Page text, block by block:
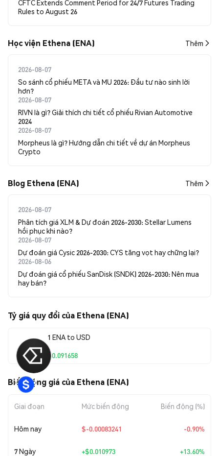
CFTC Extends Comment Period for 24/7 Futures Trading
Rules to August 26
Học viện Ethena (ENA) Thêm
2026-08-07
So sánh cổ phiếu META và MU 2026: Đầu tư nào sinh lời
hơn?
2026-08-07
RIVN là gì? Giải thích chi tiết cổ phiếu Rivian Automotive
2024
2026-08-07
Morpheus là gì? Hướng dẫn chi tiết về dự án Morpheus
Crypto
Blog Ethena (ENA) Thêm
2026-08-07
Phân tích giá XLM & Dự đoán 2026-2030: Stellar Lumens
hồi phục khi nào?
2026-08-07
Dự đoán giá Cysic 2026-2030: CYS tăng vọt hay chững lại?
2026-08-06
Dự đoán giá cổ phiếu SanDisk (SNDK) 2026-2030: Nên mua
hay bán?
Tỷ giá quy đổi của Ethena (ENA)
1 ENA to USD
$0.091658
Biến động giá của Ethena (ENA)
Giai đoạn Mức biến động Biến động (%)
Hôm nay $-0.00083241 -0.90%
7 Ngày +$0.010973 +13.60%